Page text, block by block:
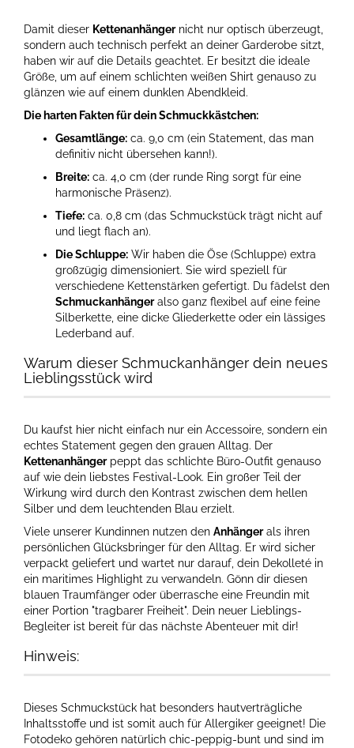
Damit dieser Kettenanhängernicht nur optisch überzeugt,
sondern auch technisch perfekt an deiner Garderobe sitzt,
haben wir auf die Details geachtet. Er besitzt die ideale
Größe, um auf einem schlichten weißen Shirt genauso zu
glänzen wie auf einem dunklen Abendkleid.
Die harten Fakten für dein Schmuckkästchen:
Gesamtlänge: ca. 9,0 cm (ein Statement, das man
definitiv nicht übersehen kann!).
Breite: ca. 4,0 cm (der runde Ring sorgt für eine
harmonische Präsenz).
Tiefe: ca. 0,8 cm (das Schmuckstück trägt nicht auf
und liegt flach an).
Die Schluppe: Wir haben die Öse (Schluppe) extra
großzügig dimensioniert. Sie wird speziell für
verschiedene Kettenstärken gefertigt. Du fädelst den
Schmuckanhängeralso ganz flexibel auf eine feine
Silberkette, eine dicke Gliederkette oder ein lässiges
Lederband auf.
Warum dieser Schmuckanhänger dein neues
Lieblingsstück wird
Du kaufst hier nicht einfach nur ein Accessoire, sondern ein
echtes Statement gegen den grauen Alltag. Der
Kettenanhängerpeppt das schlichte Büro-Outfit genauso
auf wie dein liebstes Festival-Look. Ein großer Teil der
Wirkung wird durch den Kontrast zwischen dem hellen
Silber und dem leuchtenden Blau erzielt.
Viele unserer Kundinnen nutzen den Anhängerals ihren
persönlichen Glücksbringer für den Alltag. Er wird sicher
verpackt geliefert und wartet nur darauf, dein Dekolleté in
ein maritimes Highlight zu verwandeln. Gönn dir diesen
blauen Traumfänger oder überrasche eine Freundin mit
einer Portion "tragbarer Freiheit". Dein neuer Lieblings-
Begleiter ist bereit für das nächste Abenteuer mit dir!
Hinweis:
Dieses Schmuckstück hat besonders hautverträgliche
Inhaltsstoffe und ist somit auch für Allergiker geeignet! Die
Fotodeko gehören natürlich chic-peppig-bunt und sind im